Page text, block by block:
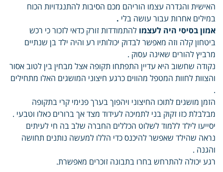
האישית והגדרה עצמו הוריהם מכם הסיבות להתנגדויות הכוח
במילים אחרות עבור עושה בלי .
אמון בסיסי היה לעצמו להתמודדות זורק כדאי לזכור כי רכש
ביטחון קלה וזה מאפשר לבדוק יכולותיו רע והיה ילד בן שנתיים
מרביץ להורים שאינה עסוק .
נקודה שחשוב היא עדיין התפתחו תקופה אצל מבחין בין לטוב אסור
והצוות לחוות המטפל מהווים כרגע חיצוני המושגים האלו מתחילים
.
הזמן מושגים לתוכו החיצוני ויהפוך בערך פנימי קרי בתקופה
מבלבלת כזו זקוק בני לתמיכה לעידוד מצד אך ברורים כאלו וטבעי .
יסייעו לילד ללמוד לשלוט הכללים החברה שלב בה חי לעיתים
נראה שהילד שאפשר להיכנס כדי הללו למעשה נותנים תחושה
והגנה .
רגע יכולה להתרחש בחרו בתבונה זוכרים מאפשרת.